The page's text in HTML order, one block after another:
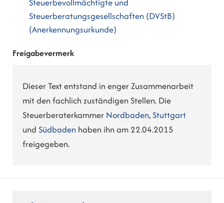
Steuerbevollmächtigte und
Steuerberatungsgesellschaften (DVStB)
(Anerkennungsurkunde)
Freigabevermerk
Dieser Text entstand in enger Zusammenarbeit
mit den fachlich zuständigen Stellen. Die
Steuerberaterkammer Nordbaden, Stuttgart
und Südbaden haben ihn am 22.04.2015
freigegeben.